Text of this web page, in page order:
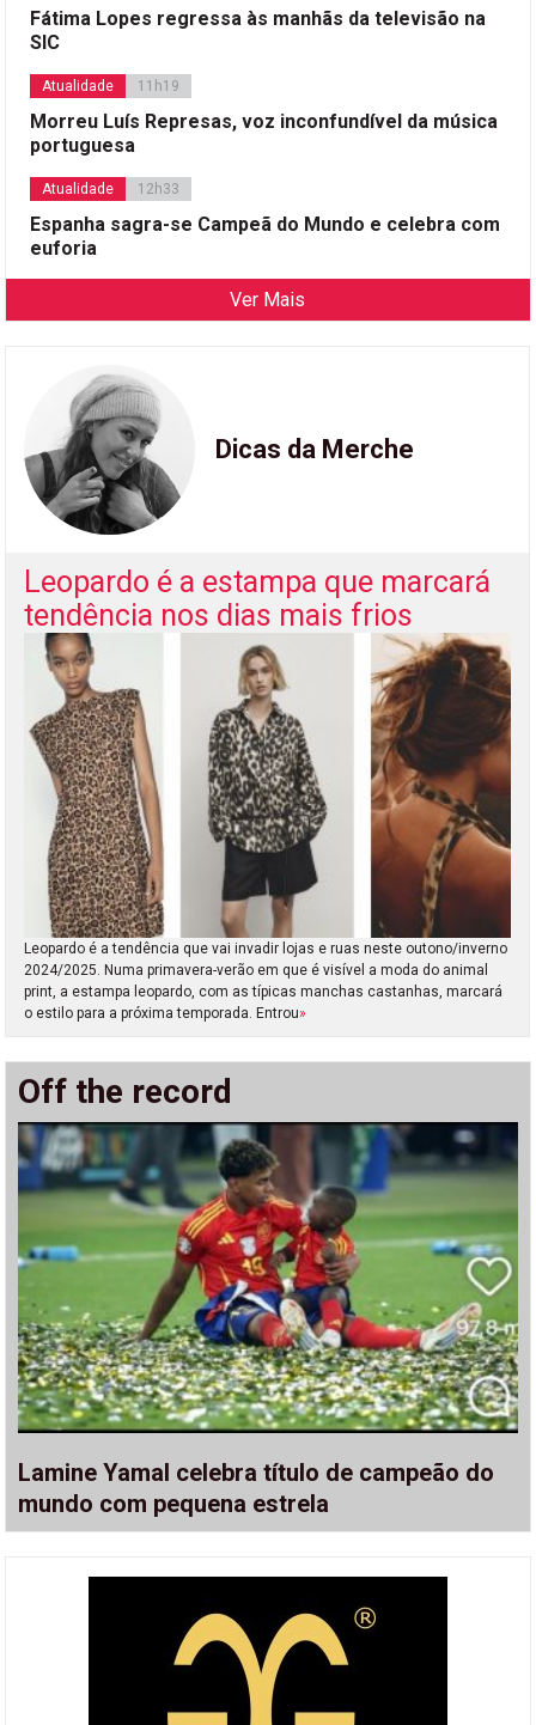
Fátima Lopes regressa às manhãs da televisão na
SIC
Atualidade 11h19
Morreu Luís Represas, voz inconfundível da música
portuguesa
Atualidade 12h33
Espanha sagra-se Campeã do Mundo e celebra com
euforia
Ver Mais
Dicas da Merche
Leopardo é a estampa que marcará
tendência nos dias mais frios
Leopardo é a tendência que vai invadir lojas e ruas neste outono/inverno
2024/2025. Numa primavera-verão em que é visível a moda do animal
print, a estampa leopardo, com as típicas manchas castanhas, marcará
o estilo para a próxima temporada. Entrou»
Off the record
Lamine Yamal celebra título de campeão do
mundo com pequena estrela